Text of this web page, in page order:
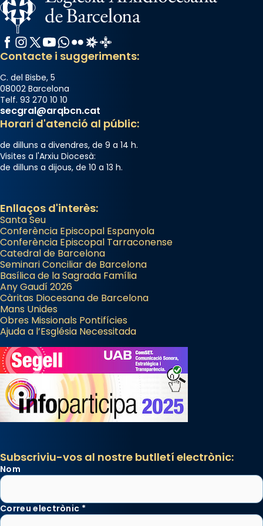
Facebook
Instagram
X / Twitter
YouTube
WhatsApp
FlickrRadio Estel
Catalunya Cristiana
Contacte i suggeriments:
C. del Bisbe, 5
08002 Barcelona
Telf. 93 270 10 10
secgral@arqbcn.cat
Horari d'atenció al públic:
de dilluns a divendres, de 9 a 14 h.
Visites a l'Arxiu Diocesà:
de dilluns a dijous, de 10 a 13 h.
Enllaços d'interès:
Santa Seu
Conferència Episcopal Espanyola
Conferència Episcopal Tarraconense
Catedral de Barcelona
Seminari Conciliar de Barcelona
Basílica de la Sagrada Família
Any Gaudí 2026
Càritas Diocesana de Barcelona
Mans Unides
Obres Missionals Pontifícies
Ajuda a l’Església Necessitada
Subscriviu-vos al nostre butlletí electrònic:
Nom
Correu electrònic *